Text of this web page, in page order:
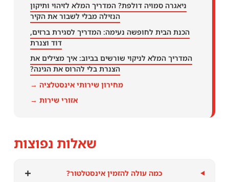
ניאגרה סמויה דולפת? המדריך המלא לזיהוי ותיקון
הנזילה מבלי לשבור את הקיר
הכנת הבית לחופשה נעימה: המדריך לסגירת ברזים,
דוד וצנרת
המדריך המלא לניקוי שורשים בביוב: איך מצילים את
הצנרת בלי להרוס את הגינה?
מחירון שירותי אינסטלציה →
אזורי שירות →
שאלות נפוצות
כמה עולה להזמין אינסטלטור? +